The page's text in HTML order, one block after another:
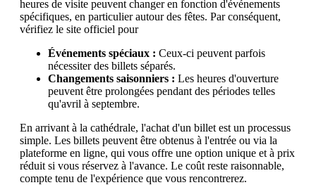
heures de visite peuvent changer en fonction d'événements
spécifiques, en particulier autour des fêtes. Par conséquent,
vérifiez le site officiel pour
Événements spéciaux : Ceux-ci peuvent parfois
nécessiter des billets séparés.
Changements saisonniers : Les heures d'ouverture
peuvent être prolongées pendant des périodes telles
qu'avril à septembre.
En arrivant à la cathédrale, l'achat d'un billet est un processus
simple. Les billets peuvent être obtenus à l'entrée ou via la
plateforme en ligne, qui vous offre une option unique et à prix
réduit si vous réservez à l'avance. Le coût reste raisonnable,
compte tenu de l'expérience que vous rencontrerez.